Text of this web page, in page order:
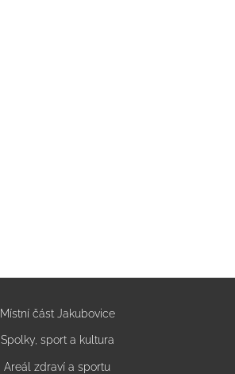
Místní část Jakubovice
Spolky, sport a kultura
Areál zdraví a sportu